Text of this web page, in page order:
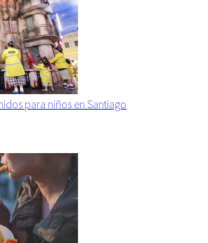
para niños en Santiago